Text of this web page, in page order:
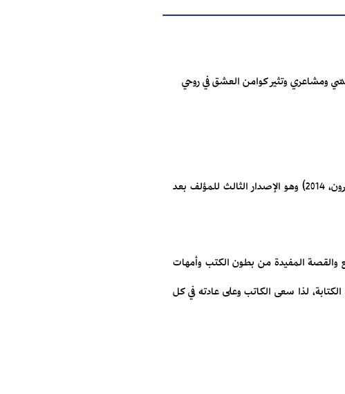
حسّي ومشاعري وتثير كوامن العشق في روحي
بهذه العبارات الشفيفة يقدم رجب الأمين جديده الموسوم بـ "عوسج وريحان"، (الدار العربية للعلوم ناشرون، 2014) وهو الإصدار الثالث للمؤلف بعد
والقصة المفيدة من بطون الكتب وأمهات
لذا سعى الكاتب وعلى عادته في كل